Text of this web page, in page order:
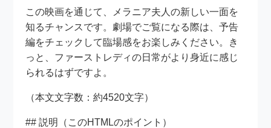
この映画を通じて、メラニア夫人の新しい一面を
知るチャンスです。劇場でご覧になる際は、予告
編をチェックして臨場感をお楽しみください。き
っと、ファーストレディの日常がより身近に感じ
られるはずですよ。
（本文文字数：約4520文字）
## 説明（このHTMLのポイント）